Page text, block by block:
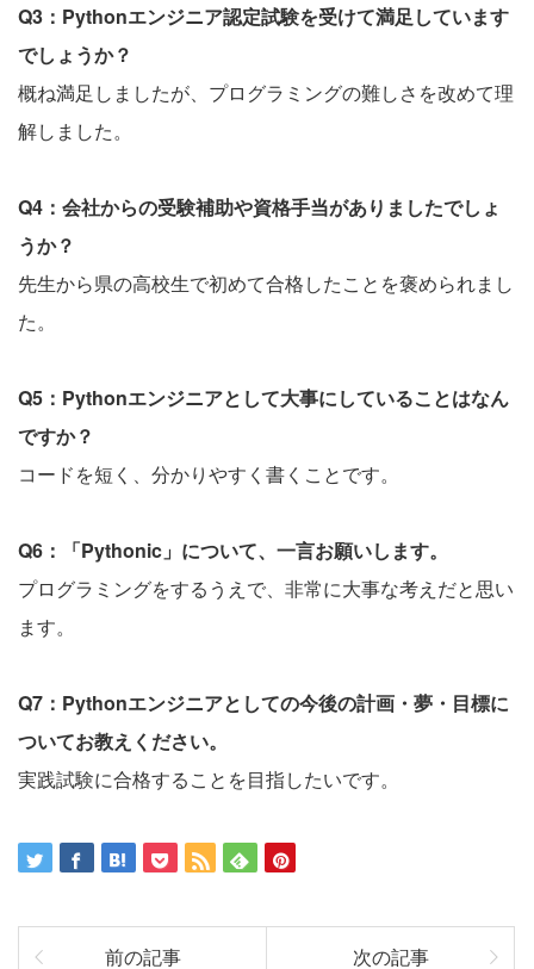
Q3：Pythonエンジニア認定試験を受けて満足しています
でしょうか？
概ね満足しましたが、プログラミングの難しさを改めて理
解しました。
Q4：会社からの受験補助や資格手当がありましたでしょ
うか？
先生から県の高校生で初めて合格したことを褒められまし
た。
Q5：Pythonエンジニアとして大事にしていることはなん
ですか？
コードを短く、分かりやすく書くことです。
Q6：「Pythonic」について、一言お願いします。
プログラミングをするうえで、非常に大事な考えだと思い
ます。
Q7：Pythonエンジニアとしての今後の計画・夢・目標に
ついてお教えください。
実践試験に合格することを目指したいです。
前の記事 次の記事